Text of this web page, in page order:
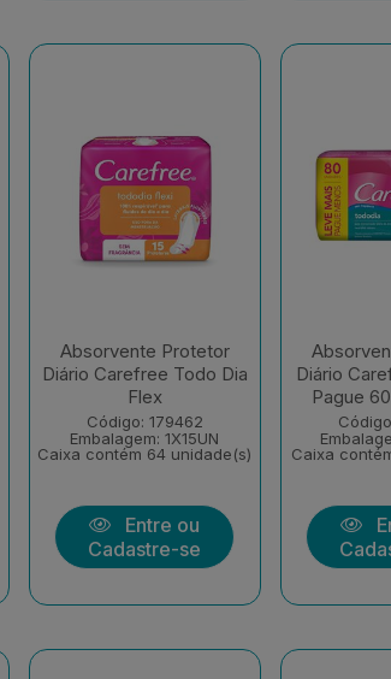
Absorvente Protetor
Diário Carefree Todo Dia
Flex
Código: 179462
Embalagem: 1X15UN
Caixa contém 64 unidade(s)
Entre ou
Cadastre-se
Diário
Pague
Caixa